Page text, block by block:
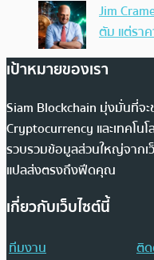
Jim
ตัม แต่รา
เป้าหมายของเรา
Siam Blockchain มุ่งมั่นที่จ
Cryptocurrency และเทคโน
รวบรวมข้อมูลส่วนใหญ่จากเ
แปลส่งตรงถึงฟีดคุณ
เกี่ยวกับเว็บไซต์นี้
ทีมงาน
ติด